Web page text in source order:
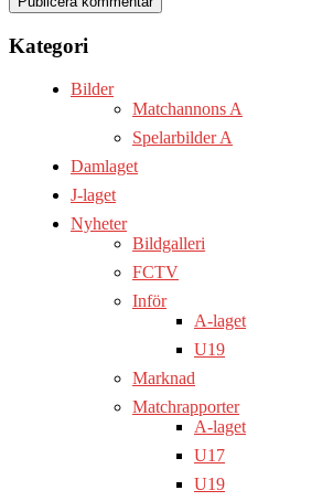
Kategori
Bilder
Matchannons A
Spelarbilder A
Damlaget
J-laget
Nyheter
Bildgalleri
FCTV
Inför
A-laget
U19
Marknad
Matchrapporter
A-laget
U17
U19